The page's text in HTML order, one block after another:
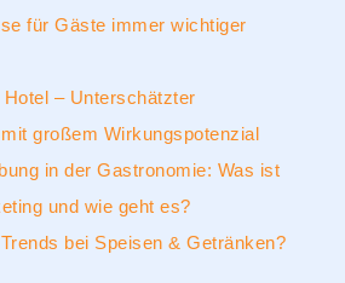
für Gäste immer wichtiger
– Unterschätzter
großem Wirkungspotenzial
in der Gastronomie: Was ist
und wie geht es?
bei Speisen & Getränken?